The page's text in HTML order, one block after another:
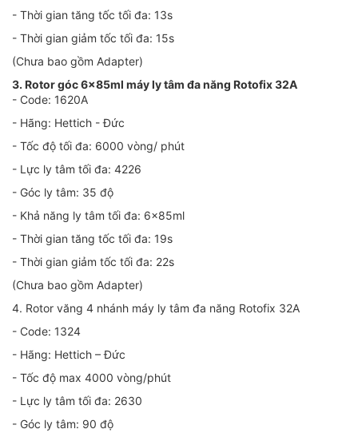
- Thời gian tăng tốc tối đa: 13s
- Thời gian giảm tốc tối đa: 15s
(Chưa bao gồm Adapter)
3. Rotor góc 6x85ml máy ly tâm đa năng Rotofix 32A
- Code: 1620A
- Hãng: Hettich - Đức
- Tốc độ tối đa: 6000 vòng/ phút
- Lực ly tâm tối đa: 4226
- Góc ly tâm: 35 độ
- Khả năng ly tâm tối đa: 6x85ml
- Thời gian tăng tốc tối đa: 19s
- Thời gian giảm tốc tối đa: 22s
(Chưa bao gồm Adapter)
4. Rotor văng 4 nhánh máy ly tâm đa năng Rotofix 32A
- Code: 1324
- Hãng: Hettich – Đức
- Tốc độ max 4000 vòng/phút
- Lực ly tâm tối đa: 2630
- Góc ly tâm: 90 độ